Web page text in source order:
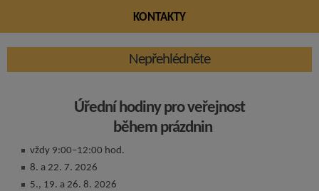
KONTAKTY
Nepřehlédněte
Úřední hodiny pro veřejnost
během prázdnin
vždy 9:00–12:00 hod.
8. a 22. 7. 2026
5., 19. a 26. 8. 2026